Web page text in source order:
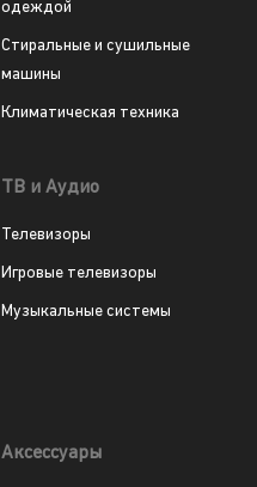
одеждой
Стиральные и сушильные
машины
Климатическая техника
ТВ и Аудио
Телевизоры
Игровые телевизоры
Музыкальные системы
Аксессуары